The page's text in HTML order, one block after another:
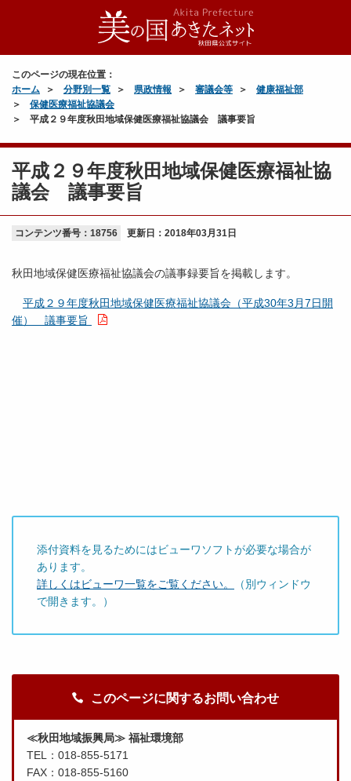
このページの現在位置：
ホーム
分野別一覧 県政情報 審議会等
健康福祉部
保健医療福祉協議会
平成２９年度秋田地域保健医療福祉協議会 議事要旨
平成２９年度秋田地域保健医療福祉協
議会 議事要旨
コンテンツ番号：18756 更新日： 2018年03月31日
秋田地域保健医療福祉協議会の議事録要旨を掲載します。
平成２９年度秋田地域保健医療福祉協議会（平成30年3月7日開
催） 議事要旨
添付資料を見るためにはビューワソフトが必要な場合が
あります。
詳しくはビューワ一覧をご覧ください。
（別ウィンドウ
で開きます。）
このページに関するお問い合わせ
≪秋田地域振興局≫ 福祉環境部
TEL：018-855-5171
FAX：018-855-5160